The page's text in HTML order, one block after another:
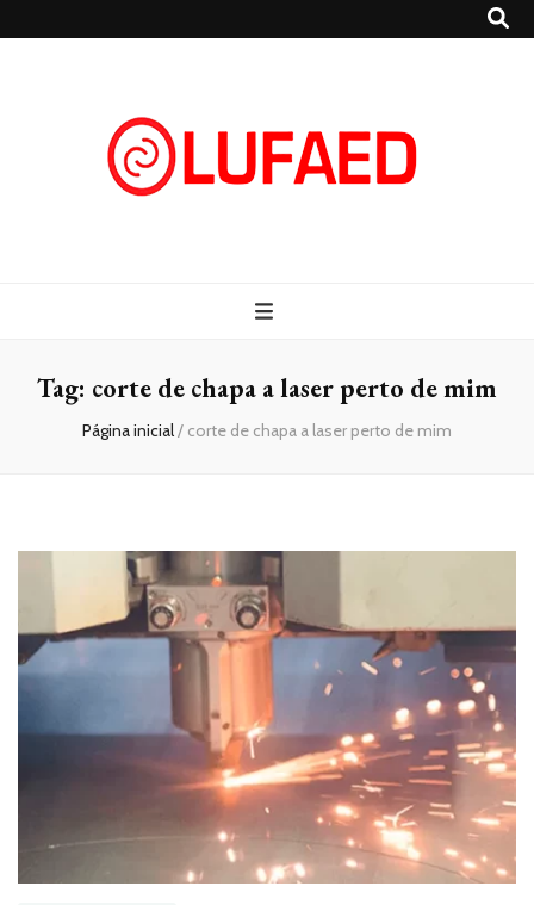
Tag: corte de chapa a laser perto de mim
Página inicial/ corte de chapa a laser perto de mim